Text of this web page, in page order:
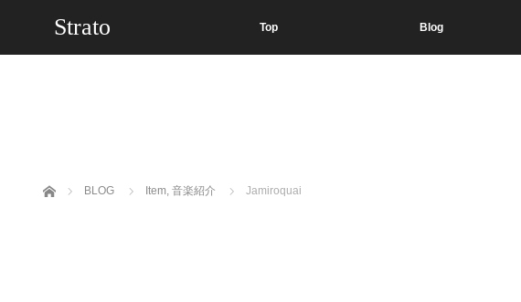
Strato Top Blog
ホーム BLOG Item, 音楽紹介 Jamiroquai